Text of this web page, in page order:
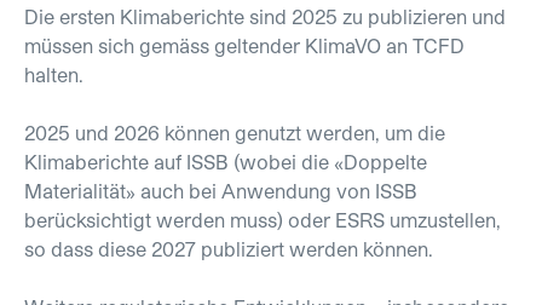
Die ersten Klimaberichte sind 2025 zu publizieren und
müssen sich gemäss geltender KlimaVO an TCFD
halten.
2025 und 2026 können genutzt werden, um die
Klimaberichte auf ISSB (wobei die «Doppelte
Materialität» auch bei Anwendung von ISSB
berücksichtigt werden muss) oder ESRS umzustellen,
so dass diese 2027 publiziert werden können.